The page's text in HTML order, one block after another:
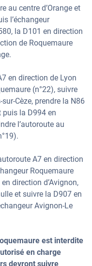
au centre d’Orange et
l’échangeur
la D101 en direction
de Roquemaure
en direction de Lyon
(n°22), suivre
Cèze, prendre la N86
puis la D994 en
l’autoroute au
A7 en direction
Roquemaure
direction d’Avignon,
et suivre la D907 en
Avignon-Le
est interdite
en charge
devront suivre